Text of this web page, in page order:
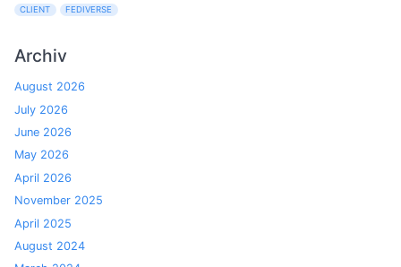
CLIENT
FEDIVERSE
Archiv
August 2026
July 2026
June 2026
May 2026
April 2026
November 2025
April 2025
August 2024